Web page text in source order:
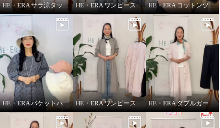
HE・ERA サラ涼タッチ ペチパンツ HE・ERA ワンピース HE・ERA コットンツイル バケットハット
HE・ERA バケットハット HE・ERA ワンピース HE・ERA ダブルガーゼ パンツ